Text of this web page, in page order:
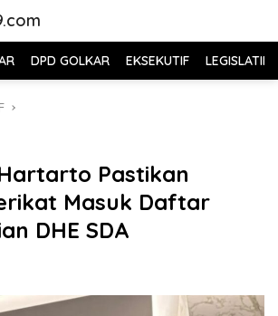
DPD GOLKAR EKSEKUTIF LEGISLATIF
Pastikan
Masuk Daftar
DHE SDA